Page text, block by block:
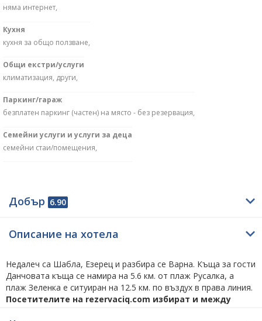
няма интернет,
Кухня
кухня за общо ползване,
Общи екстри/услуги
климатизация, други,
Паркинг/гараж
безплатен паркинг (частен) на място - без резервация,
Семейни услуги и услуги за деца
семейни стаи/помещения,
Добър 6.90
Описание на хотела
Недалеч са Шабла, Езерец и разбира се Варна. Къща за гости
Данчовата къща се намира на 5.6 км. от плаж Русалка, а
плаж Зеленка e ситуиран на 12.5 км. по въздух в права линия.
Посетителите на rezervaciq.com избират и между